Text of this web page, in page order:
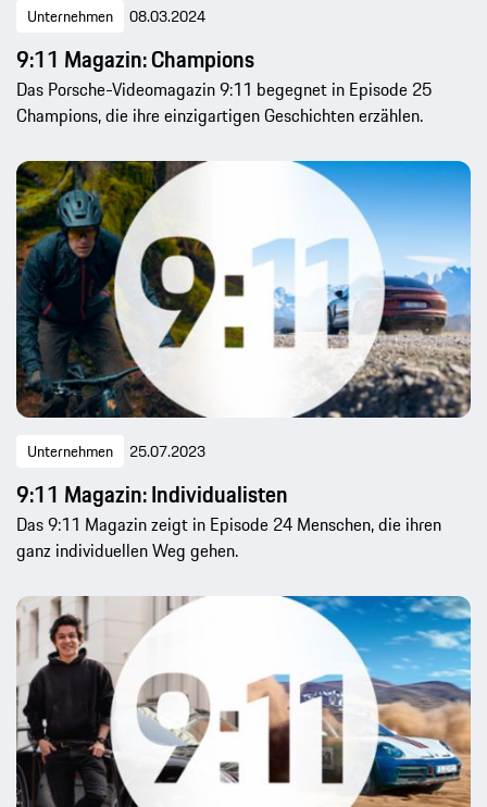
Unternehmen 08.03.2024
9:11 Magazin: Champions
Das Porsche-Videomagazin 9:11 begegnet in Episode 25
Champions, die ihre einzigartigen Geschichten erzählen.
Unternehmen 25.07.2023
9:11 Magazin: Individualisten
Das 9:11 Magazin zeigt in Episode 24 Menschen, die ihren
ganz individuellen Weg gehen.